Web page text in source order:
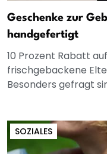
Geschenke zur
handgefertigt
10 Prozent Rabatt
frischgebackene
Besonders gefragt
SOZIALES